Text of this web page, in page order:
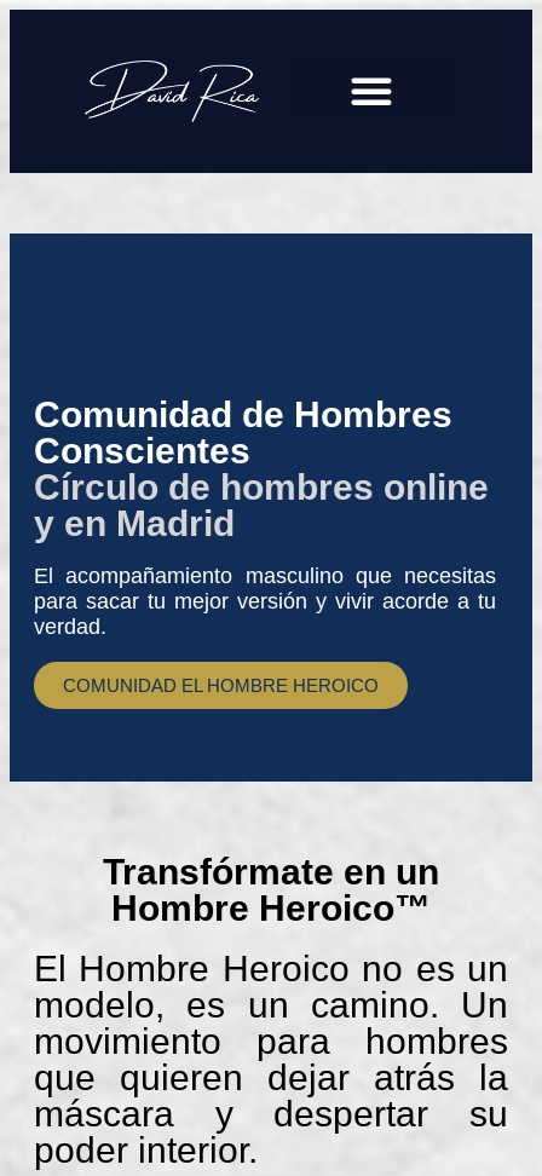
Comunidad de Hombres
Conscientes
Círculo de hombres online
y en Madrid
El acompañamiento masculino que necesitas
para sacar tu mejor versión y vivir acorde a tu
verdad.
COMUNIDAD EL HOMBRE HEROICO
Transfórmate en un
Hombre Heroico™
El Hombre Heroico no es un
modelo, es un camino. Un
movimiento para hombres
que quieren dejar atrás la
máscara y despertar su
poder interior.